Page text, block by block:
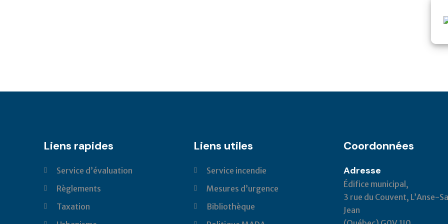
Liens rapides
Service d’évaluation
Règlements
Taxation
Liens utiles
Service incendie
Mesures d’urgence
Bibliothèque
Coordonnées
Adresse
Édifice municipal,
3 rue du Couvent, L’Anse-
Jean